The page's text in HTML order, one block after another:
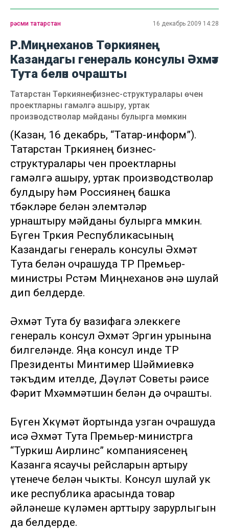
рәсми татарстан 16 декабрь 2009 14:28
Р.Миңнеханов Төркиянең
Казандагы генераль консулы Әхмәт
Тута белән очрашты
Татарстан Төркиянең бизнес-структуралары өчен
проектларны гамәлгә ашыру, уртак
производстволар мәйданы булырга мөмкин
(Казан, 16 декабрь, “Татар-информ”).
Татарстан Төркиянең бизнес-
структуралары өчен проектларны
гамәлгә ашыру, уртак производстволар
булдыру һәм Россиянең башка
төбәкләре белән элемтәләр
урнаштыру мәйданы булырга мөмкин.
Бүген Төркия Республикасының
Казандагы генераль консулы Әхмәт
Тута белән очрашуда ТР Премьер-
министры Рөстәм Миңнеханов әнә шулай
дип белдерде.
Әхмәт Тута бу вазифага элеккеге
генераль консул Әхмәт Эргин урынына
билгеләнде. Яңа консул инде ТР
Президенты Минтимер Шәймиевкә
тәкъдим ителде, Дәүләт Советы рәисе
Фәрит Мөхәммәтшин белән дә очрашты.
Бүген Хөкүмәт йортында узган очрашуда
исә Әхмәт Тута Премьер-министрга
“Туркиш Аирлинс” компаниясенең
Казанга ясаучы рейсларын артыру
үтенече белән чыкты. Консул шулай ук
ике республика арасында товар
әйләнеше күләмен арттыру зарурлыгын
да белдерде.